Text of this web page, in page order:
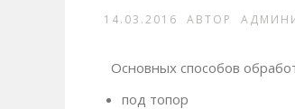
14.03.2016 АВТОР
Основных способов
под топор